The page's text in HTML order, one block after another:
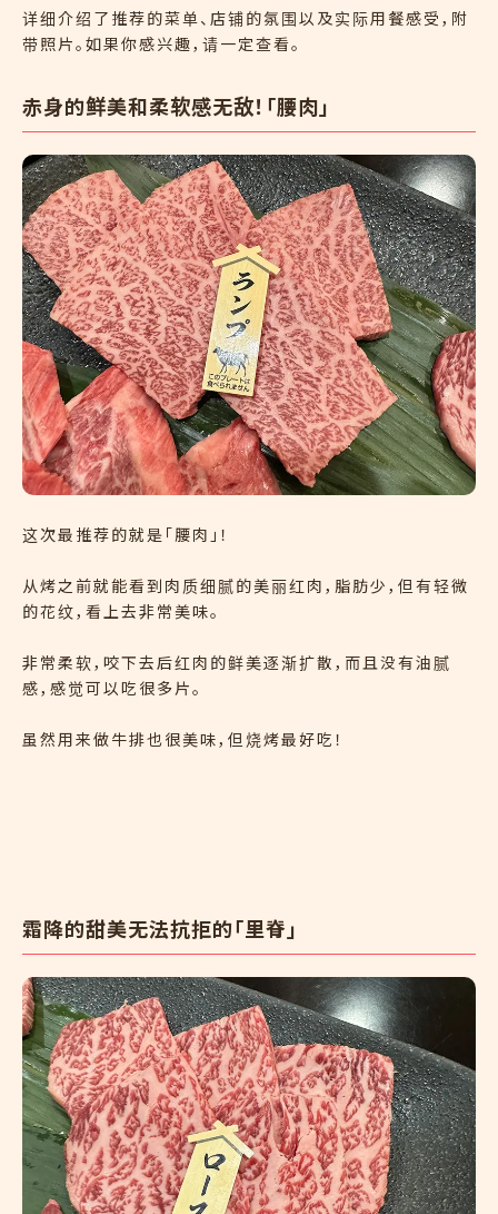
详细介绍了推荐的菜单、店铺的氛围以及实际用餐感受，附
带照片。如果你感兴趣，请一定查看。
赤身的鲜美和柔软感无敌！「腰肉」
这次最推荐的就是「腰肉」！
从烤之前就能看到肉质细腻的美丽红肉，脂肪少，但有轻微
的花纹，看上去非常美味。
非常柔软，咬下去后红肉的鲜美逐渐扩散，而且没有油腻
感，感觉可以吃很多片。
虽然用来做牛排也很美味，但烧烤最好吃！
霜降的甜美无法抗拒的「里脊」